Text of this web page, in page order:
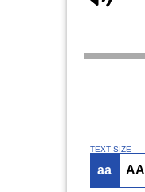
TEXT SIZE
aa AA